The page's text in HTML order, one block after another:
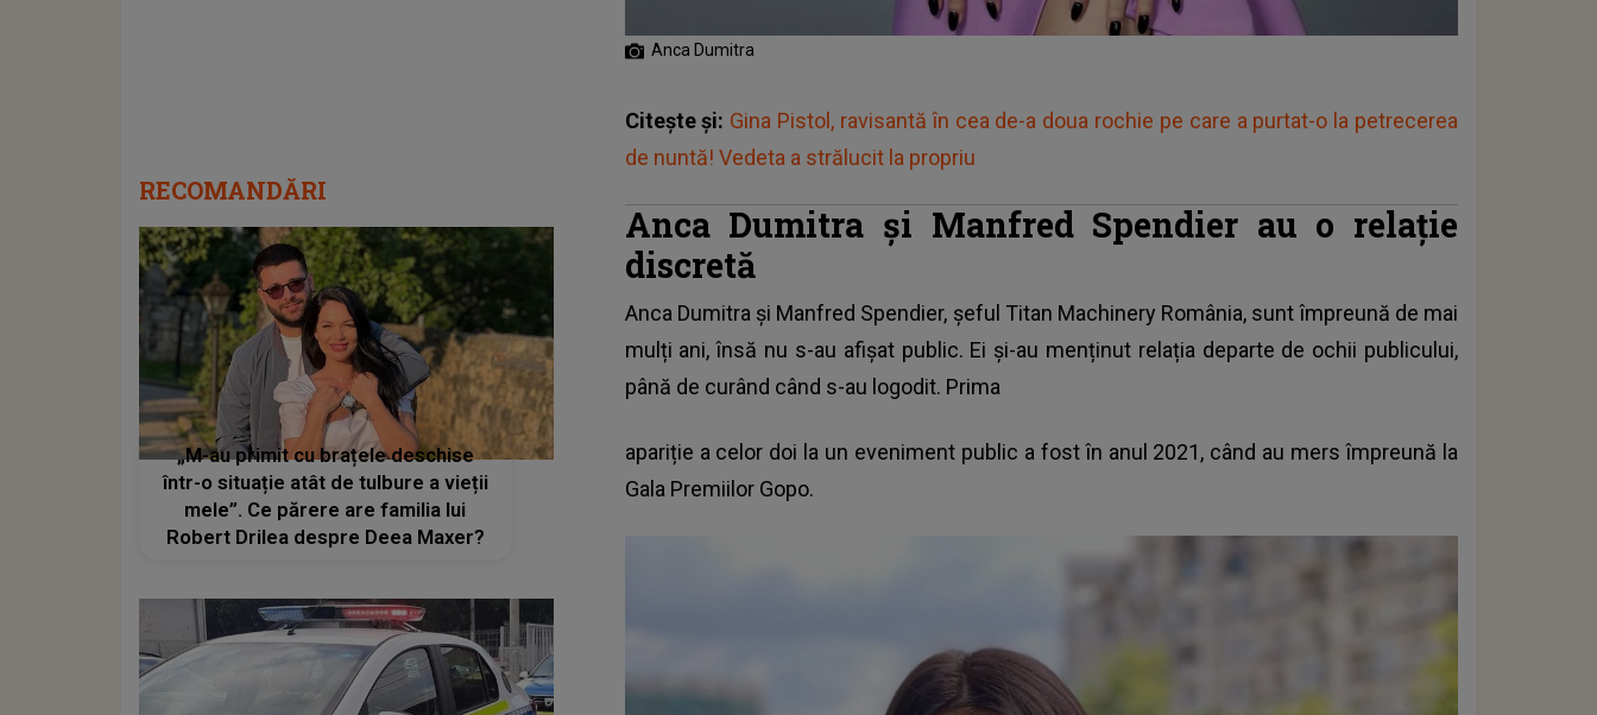
Anca Dumitra
Citește și: Gina Pistol, ravisantă în cea de-a doua rochie pe care a purtat-o la petrecerea
de nuntă! Vedeta a strălucit la propriu
Anca Dumitra și Manfred Spendier au o relație
discretă
Anca Dumitra și Manfred Spendier, şeful Titan Machinery România, sunt împreună de mai
mulți ani, însă nu s-au afișat public. Ei și-au menținut relația departe de ochii publicului,
până de curând când s-au logodit. Prima
apariție a celor doi la un eveniment public a fost în anul 2021, când au mers împreună la
Gala Premiilor Gopo.
RECOMANDĂRI
„M-au primit cu brațele deschise
într-o situație atât de tulbure a vieții
mele”. Ce părere are familia lui
Robert Drilea despre Deea Maxer?